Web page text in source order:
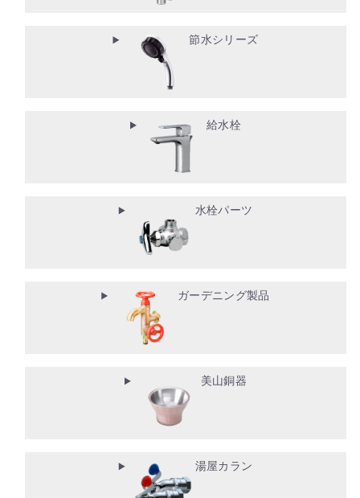
節水シリーズ
給水栓
水栓パーツ
ガーデニング製品
美山銅器
湯屋カラン